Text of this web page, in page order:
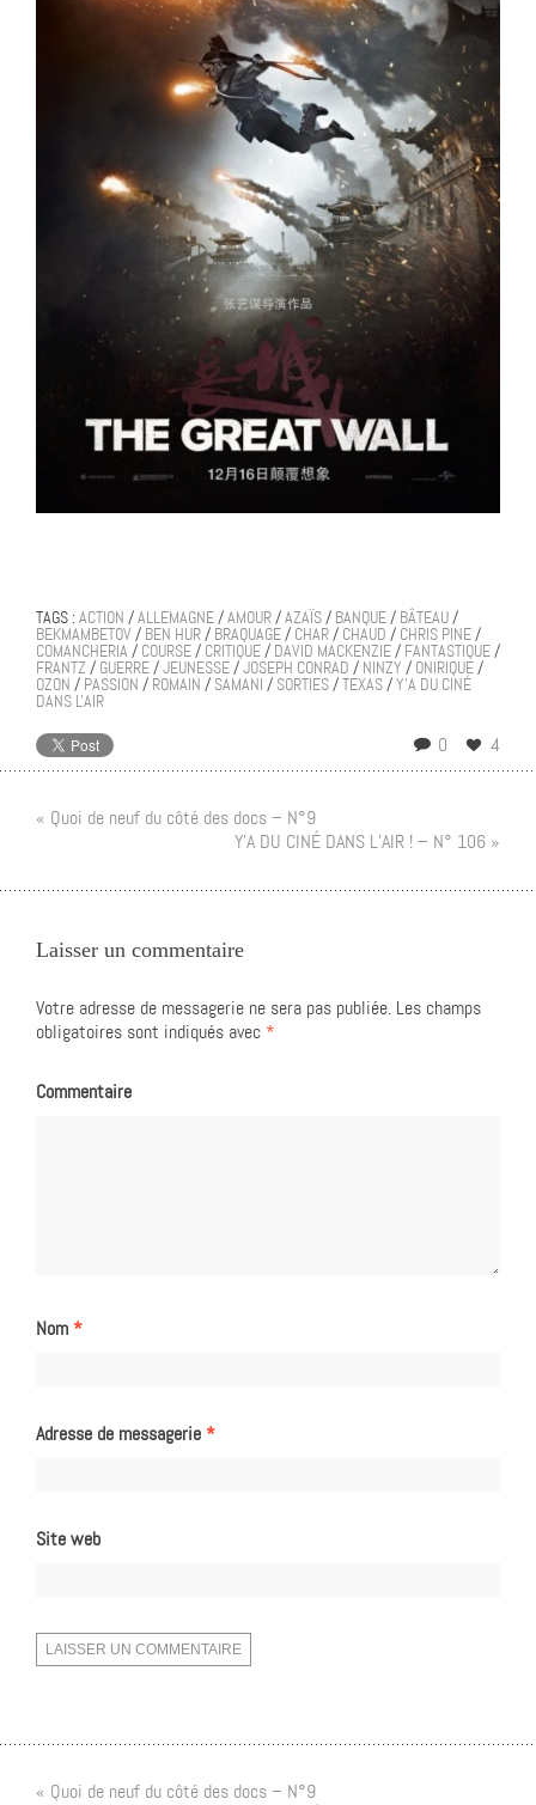
TAGS : ACTION /ALLEMAGNE/AMOUR/AZAÏS/ BANQUE/ BÂTEAU/
BEKMAMBETOV/ BEN HUR/ BRAQUAGE/ CHAR/ CHAUD / CHRIS PINE/
COMANCHERIA/ COURSE/ CRITIQUE/ DAVID MACKENZIE/ FANTASTIQUE/
FRANTZ / GUERRE/JEUNESSE/JOSEPH CONRAD / NINZY / ONIRIQUE/
OZON / PASSION / ROMAIN / SAMANI / SORTIES/TEXAS/Y'A DU CINÉ
DANS L'AIR
0 4
« Quoi de neuf du côté des docs – N°9
Y’A DU CINÉ DANS L’AIR ! – N° 106 »
Laisser un commentaire
Votre adresse de messagerie ne sera pas publiée. Les champs
obligatoires sont indiqués avec *
Commentaire
Nom*
Adresse de messagerie*
Site web
« Quoi de neuf du côté des docs – N°9